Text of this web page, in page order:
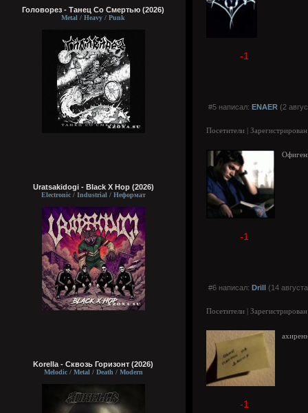
Головорез - Tанец Со Смертью (2026)
Metal / Heavy / Punk
Uratsakidogi - Black X Hop (2026)
Electronic / Industrial / Неформат
Korella - Сквозь Горизонт (2026)
Melodic / Metal / Death / Modern
-1
#5 написал: ENAER (2
Посетители |
-1
#6 написал: Drill (14
Посетители |
-1